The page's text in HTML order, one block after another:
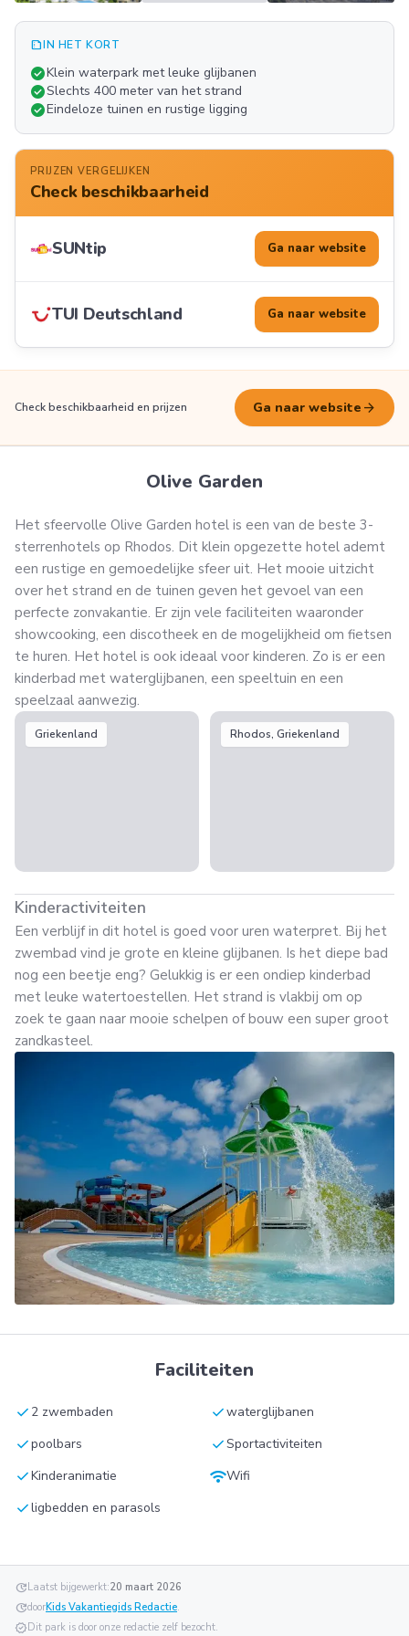
summarizeIN HET KORT
check_circleKlein waterpark met leuke glijbanen
check_circleSlechts 400 meter van het strand
check_circleEindeloze tuinen en rustige ligging
PRIJZEN VERGELIJKEN
Check beschikbaarheid
SUNtip Ga naar website
TUI Deutschland Ga naar website
Check beschikbaarheid en prijzen Ga naar website arrow_forward
Olive Garden
Het sfeervolle Olive Garden hotel is een van de beste 3-
sterrenhotels op Rhodos. Dit klein opgezette hotel ademt
een rustige en gemoedelijke sfeer uit. Het mooie uitzicht
over het strand en de tuinen geven het gevoel van een
perfecte zonvakantie. Er zijn vele faciliteiten waaronder
showcooking, een discotheek en de mogelijkheid om fietsen
te huren. Het hotel is ook ideaal voor kinderen. Zo is er een
kinderbad met waterglijbanen, een speeltuin en een
speelzaal aanwezig.
Griekenland Rhodos, Griekenland
Kinderactiviteiten
Een verblijf in dit hotel is goed voor uren waterpret. Bij het
zwembad vind je grote en kleine glijbanen. Is het diepe bad
nog een beetje eng? Gelukkig is er een ondiep kinderbad
met leuke watertoestellen. Het strand is vlakbij om op
zoek te gaan naar mooie schelpen of bouw een super groot
zandkasteel.
Faciliteiten
check 2 zwembaden checkwaterglijbanen
checkpoolbars checkSportactiviteiten
checkKinderanimatie wifiWifi
checkligbedden en parasols
updateLaatst bijgewerkt:20 maart 2026
updatedoorKids Vakantiegids Redactie.
verifiedDit park is door onze redactie zelf bezocht.